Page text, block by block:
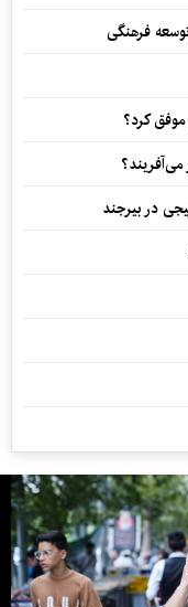
فرهنگی
کرد؟
در بیرجند